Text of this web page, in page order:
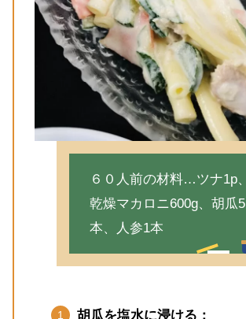
６０人前の材料…ツナ1p、
乾燥マカロニ600g、胡瓜5
本、人参1本
胡瓜を塩水に浸ける：